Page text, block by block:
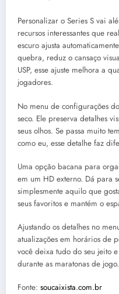
Personalizar o Series S vai
recursos interessantes que
escuro ajusta
quebra, reduz o cansaço
USP, esse ajuste melhora a
jogadores.
No menu de configurações
seco. Ele preserva detalhes
seus olhos. Se passa muito
como eu, esse detalhe faz
Uma opção bacana para
em um HD externo. Dá para
simplesmente aquilo que
seus favoritos e mantém o
Ajustando os detalhes no
atualizações em horários de
você deixa tudo do seu jeito
durante as maratonas de jogo.
Fonte: soucaixista.com.br